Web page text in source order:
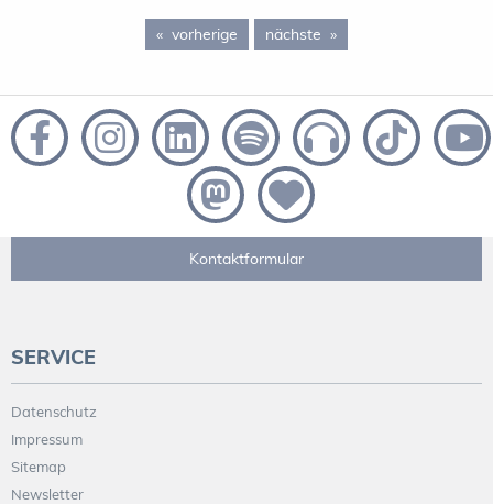
vorherige page 7nächste page 9
Kontaktformular
SERVICE
Datenschutz
Impressum
Sitemap
Newsletter